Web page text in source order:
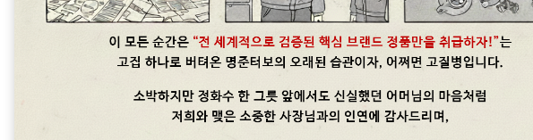
이슈가 있습니다.터보관련문의: 010 6294 3481정품신품터
중고터보는 취급하지 않습니다.차대번호로 문의을 하면 보다
신형 직렬6기통엔진입니다. 국내장착차종W222 Mercedes-
Mercedes-Benz S-Class S 400dC257 Mercedes-Benz
400dV167 Mercedes-Benz GLE 400dW213 Mercedes-
Mercedes-Benz G-Class G 400d동일엔진..
더보기